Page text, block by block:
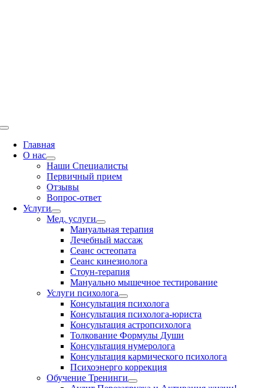
Переключение
навигацииГлавная
О нас
Наши Специалисты
Первичный прием
Отзывы
Вопрос-ответ
Услуги
Мед. услуги
Мануальная терапия
Лечебный массаж
Сеанс остеопата
Сеанс кинезиолога
Стоун-терапия
Мануально мышечное тестирование
Услуги психолога
Консультация психолога
Консультация психолога-юриста
Консультация астропсихолога
Толкование Формулы Души
Консультация нумеролога
Консультация кармического психолога
Психоэнерго коррекция
Обучение Тренинги